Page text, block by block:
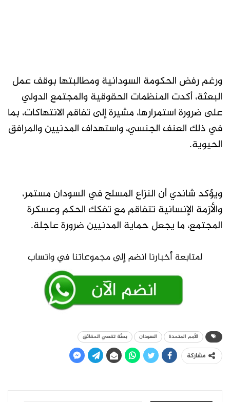
ورغم رفض الحكومة السودانية ومطالبتها بوقف عمل
البعثة، أكدت المنظمات الحقوقية والمجتمع الدولي
على ضرورة استمرارها، مشيرة إلى تفاقم الانتهاكات، بما
في ذلك العنف الجنسي، واستهداف المدنيين والمرافق
الحيوية.
ويؤكد شاندي أن النزاع المسلح في السودان مستمر،
والأزمة الإنسانية تتفاقم مع تفكك الحكم وعسكرة
المجتمع، ما يجعل حماية المدنيين ضرورة عاجلة.
الأمم المتحدة السودان بعثة تقصي الحقائق
مشاركة